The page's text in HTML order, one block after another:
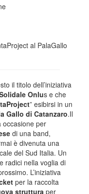
il titolo dell’iniziativa
Onlus e che
” esibirsi in un
Gallo di Catanzaro.Il
occasione per
di una band,
è divenuta una
del Sud Italia. Un
radici nella voglia di
L’iniziativa
per la raccolta
struttura per